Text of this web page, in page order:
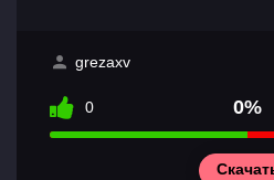
grezaxv
0 0%